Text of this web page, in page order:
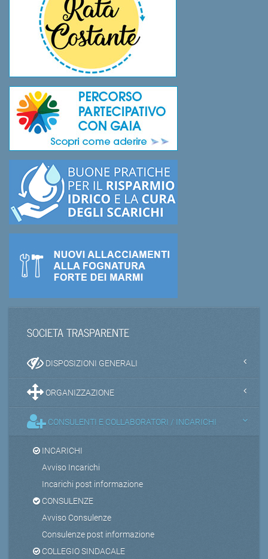
SOCIETA TRASPARENTE
DISPOSIZIONI GENERALI
ORGANIZZAZIONE
CONSULENTI E COLLABORATORI / INCARICHI
INCARICHI
Avviso Incarichi
Incarichi post informazione
CONSULENZE
Avviso Consulenze
Consulenze post informazione
COLLEGIO SINDACALE